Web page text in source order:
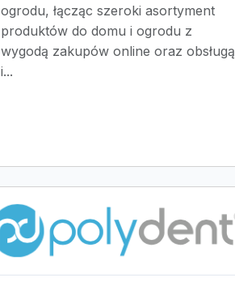
ogrodu, łącząc szeroki asortyment
produktów do domu i ogrodu z
wygodą zakupów online oraz obsługą
i...